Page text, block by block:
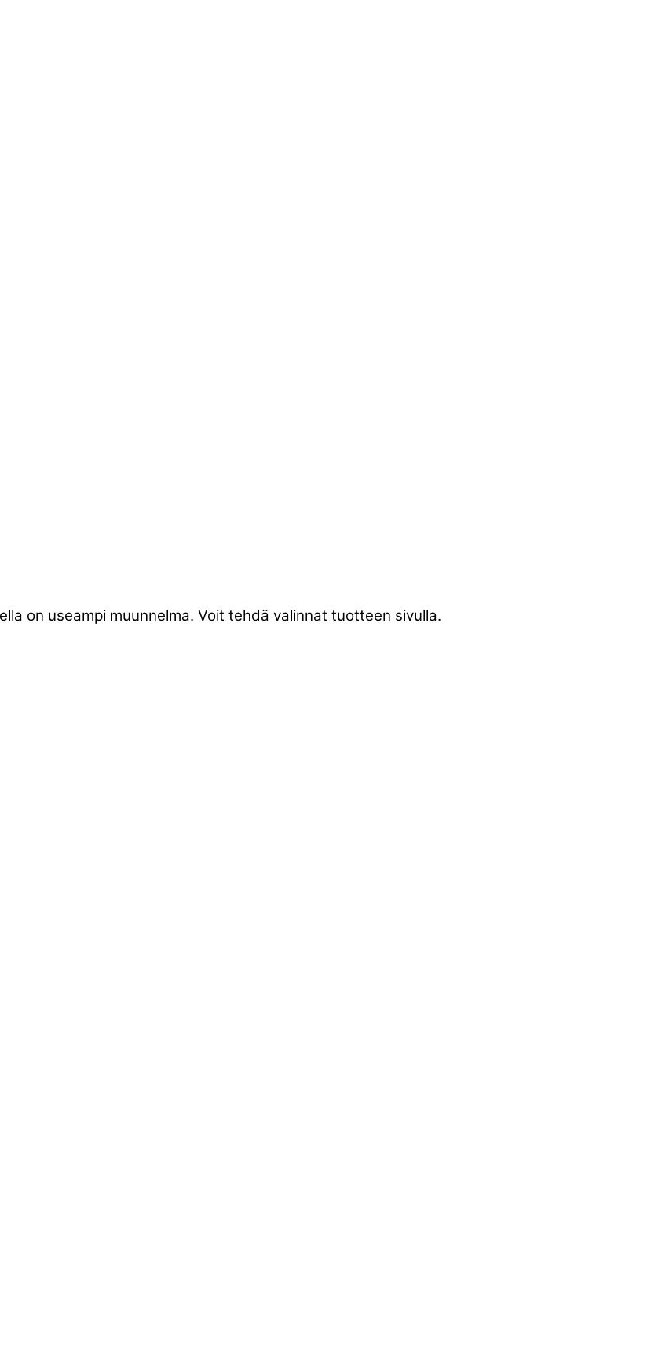
on useampi muunnelma. Voit tehdä valinnat tuotteen sivulla.